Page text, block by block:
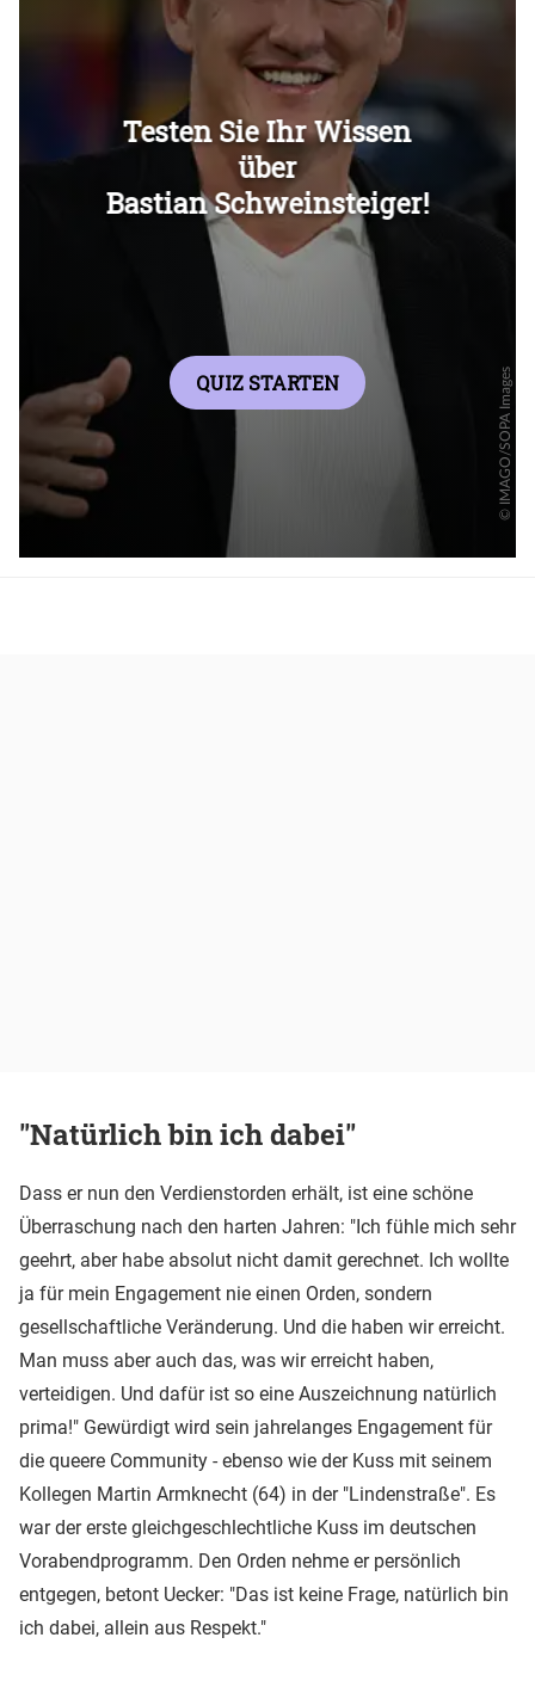
"Natürlich bin ich dabei"
Dass er nun den Verdienstorden erhält, ist eine schöne
Überraschung nach den harten Jahren: "Ich fühle mich sehr
geehrt, aber habe absolut nicht damit gerechnet. Ich wollte
ja für mein Engagement nie einen Orden, sondern
gesellschaftliche Veränderung. Und die haben wir erreicht.
Man muss aber auch das, was wir erreicht haben,
verteidigen. Und dafür ist so eine Auszeichnung natürlich
prima!" Gewürdigt wird sein jahrelanges Engagement für
die queere Community - ebenso wie der Kuss mit seinem
Kollegen Martin Armknecht (64) in der "Lindenstraße". Es
war der erste gleichgeschlechtliche Kuss im deutschen
Vorabendprogramm. Den Orden nehme er persönlich
entgegen, betont Uecker: "Das ist keine Frage, natürlich bin
ich dabei, allein aus Respekt."